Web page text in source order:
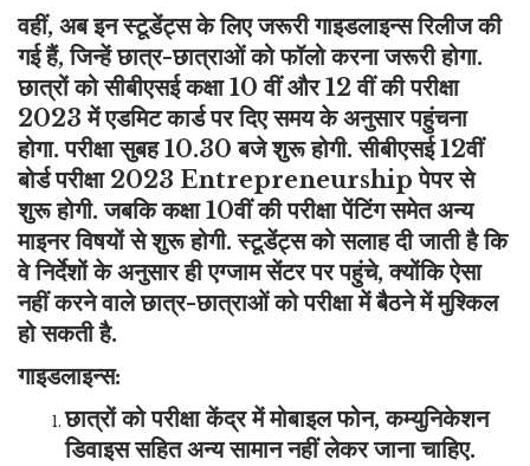
वहीं, अब इन स्टूडेंट्स के लिए जरूरी गाइडलाइन्स रिलीज की
गई हैं, जिन्हें छात्र-छात्राओं को फॉलो करना जरूरी होगा.
छात्रों को सीबीएसई कक्षा 10 वीं और 12 वीं की परीक्षा
2023 में एडमिट कार्ड पर दिए समय के अनुसार पहुंचना
होगा. परीक्षा सुबह 10.30 बजे शुरू होगी. सीबीएसई 12वीं
बोर्ड परीक्षा 2023 Entrepreneurship पेपर से
शुरू होगी. जबकि कक्षा 10वीं की परीक्षा पेंटिंग समेत अन्य
माइनर विषयों से शुरू होगी. स्टूडेंट्स को सलाह दी जाती है कि
वे निर्देशों के अनुसार ही एग्जाम सेंटर पर पहुंचे, क्योंकि ऐसा
नहीं करने वाले छात्र-छात्राओं को परीक्षा में बैठने में मुश्किल
हो सकती है.
गाइडलाइन्स:
छात्रों को परीक्षा केंद्र में मोबाइल फोन, कम्युनिकेशन
डिवाइस सहित अन्य सामान नहीं लेकर जाना चाहिए.